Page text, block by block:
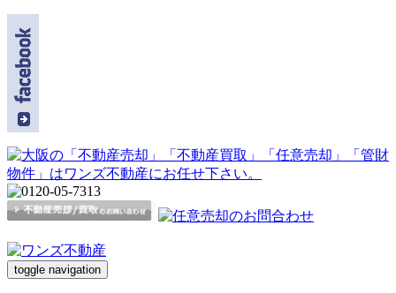
toggle navigation